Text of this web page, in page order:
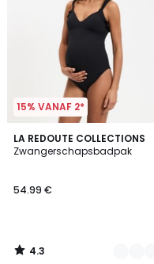
15% VANAF 2*
LA REDOUTE COLLECTIONS
Zwangerschapsbadpak
54.99 €
4.3
/ 5
2
Kleuren
4.3
/